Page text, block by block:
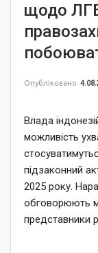
щодо
Опубліковано
Влада
можливість
підзаконний
2025 року.
обговорюють
представники